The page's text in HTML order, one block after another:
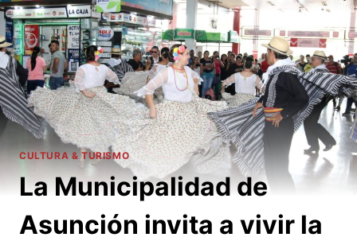
CULTURA & TURISMO
La Municipalidad de
Asunción invita a vivir la